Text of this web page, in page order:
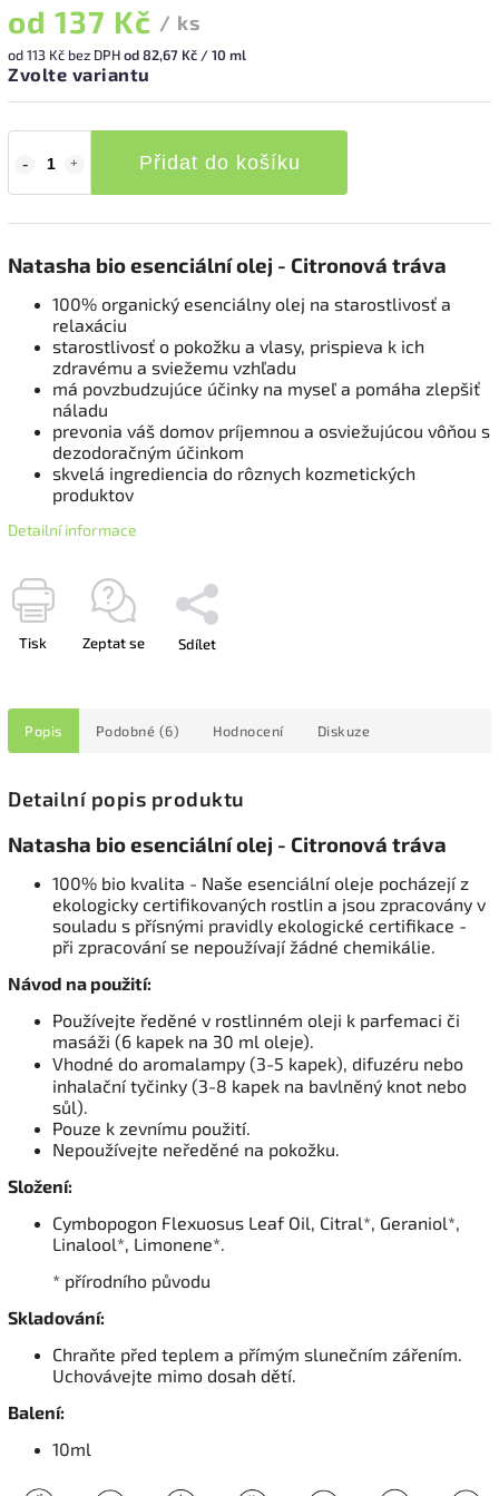
od 137 Kč / ks
od113 Kč bez DPHod 82,67 Kč / 10 ml
Zvolte variantu
Přidat do košíku
Natasha bio esenciální olej - Citronová tráva
100% organický esenciálny olej na starostlivosť a
relaxáciu
starostlivosť o pokožku a vlasy, prispieva k ich
zdravému a sviežemu vzhľadu
má povzbudzujúce účinky na myseľ a pomáha zlepšiť
náladu
prevonia váš domov príjemnou a osviežujúcou vôňou s
dezodoračným účinkom
skvelá ingrediencia do rôznych kozmetických
produktov
Detailní informace
Tisk Zeptat se Sdílet
Popis Podobné (6) Hodnocení Diskuze
Detailní popis produktu
Natasha bio esenciální olej - Citronová tráva
100% bio kvalita - Naše esenciální oleje pocházejí z
ekologicky certifikovaných rostlin a jsou zpracovány v
souladu s přísnými pravidly ekologické certifikace -
při zpracování se nepoužívají žádné chemikálie.
Návod na použití:
Používejte ředěné v rostlinném oleji k parfemaci či
masáži (6 kapek na 30 ml oleje).
Vhodné do aromalampy (3-5 kapek), difuzéru nebo
inhalační tyčinky (3-8 kapek na bavlněný knot nebo
sůl).
Pouze k zevnímu použití.
Nepoužívejte neředěné na pokožku.
Složení:
Cymbopogon Flexuosus Leaf Oil, Citral*, Geraniol*,
Linalool*, Limonene*.
* přírodního původu
Skladování:
Chraňte před teplem a přímým slunečním zářením.
Uchovávejte mimo dosah dětí.
Balení:
10ml